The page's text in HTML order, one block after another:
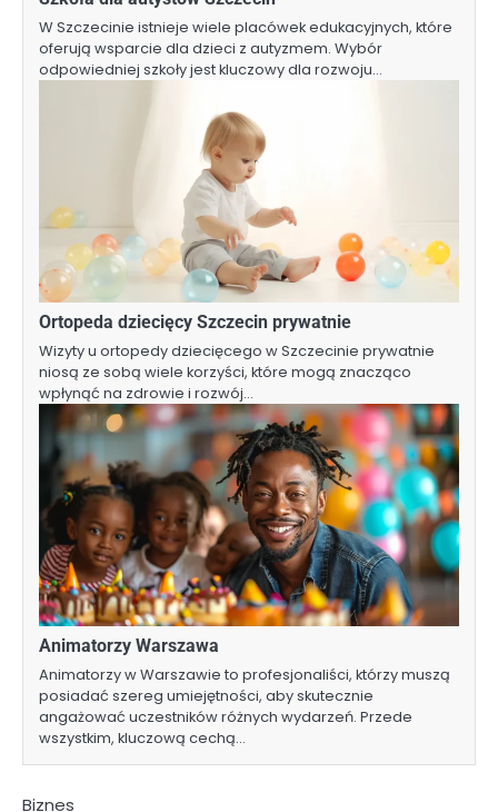
W Szczecinie istnieje wiele placówek edukacyjnych, które
oferują wsparcie dla dzieci z autyzmem. Wybór
odpowiedniej szkoły jest kluczowy dla rozwoju…
Ortopeda dziecięcy Szczecin prywatnie
Wizyty u ortopedy dziecięcego w Szczecinie prywatnie
niosą ze sobą wiele korzyści, które mogą znacząco
wpłynąć na zdrowie i rozwój…
Animatorzy Warszawa
Animatorzy w Warszawie to profesjonaliści, którzy muszą
posiadać szereg umiejętności, aby skutecznie
angażować uczestników różnych wydarzeń. Przede
wszystkim, kluczową cechą…
Biznes